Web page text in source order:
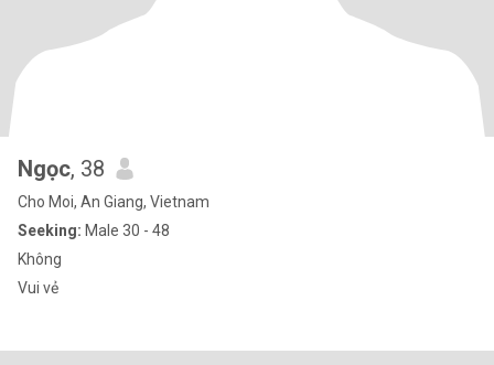
Ngọc, 38
Cho Moi, An Giang, Vietnam
Seeking: Male 30 - 48
Không
Vui vẻ